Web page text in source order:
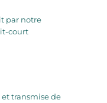
par notre
court
transmise de